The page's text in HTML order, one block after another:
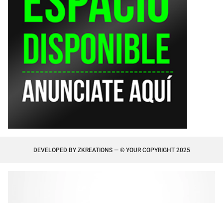
DEVELOPED BY ZKREATIONS— © YOUR COPYRIGHT 2025